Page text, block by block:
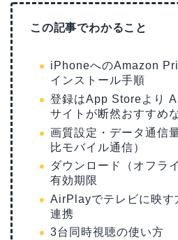
この記事でわかること
iPhoneへのAmazon
インストール手順
登録はApp Storeより
サイトが断然おすすめ
画質設定・データ通信
比モバイル通信）
ダウンロード（オフラ
有効期限
AirPlayでテレビに映
連携
3台同時視聴の使い方